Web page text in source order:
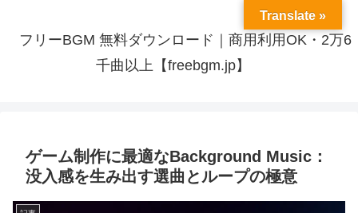
フリーBGM 無料ダウンロード｜商用利用OK・2万6
千曲以上【freebgm.jp】
ゲーム制作に最適なBackground Music：
没入感を生み出す選曲とループの極意
Translate »